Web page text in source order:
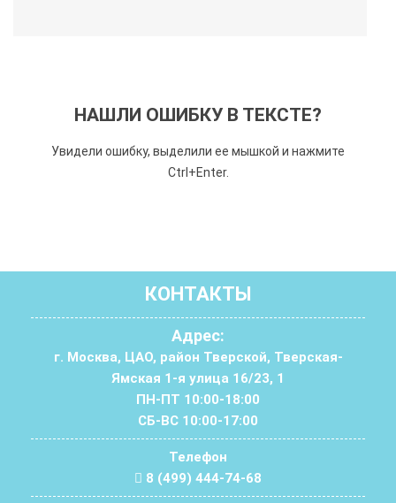
НАШЛИ ОШИБКУ В ТЕКСТЕ?
Увидели ошибку, выделили ее мышкой и нажмите
Ctrl+Enter.
КОНТАКТЫ
Адрес:
г. Москва, ЦАО, район Тверской, Тверская-
Ямская 1-я улица 16/23, 1
ПН-ПТ 10:00-18:00
СБ-ВС 10:00-17:00
Телефон
8 (499) 444-74-68